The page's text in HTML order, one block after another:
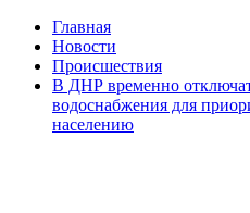
Главная
Новости
Происшествия
В ДНР временно
водоснабжения для
населению